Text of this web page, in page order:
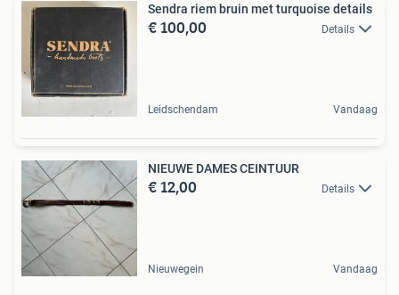
Sendra riem bruin met turquoise details
€ 100,00 Details
Leidschendam Vandaag
NIEUWE DAMES CEINTUUR
€ 12,00 Details
Nieuwegein Vandaag